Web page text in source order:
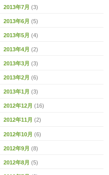
2013年7月 (3)
2013年6月 (5)
2013年5月 (4)
2013年4月 (2)
2013年3月 (3)
2013年2月 (6)
2013年1月 (3)
2012年12月 (16)
2012年11月 (2)
2012年10月 (6)
2012年9月 (8)
2012年8月 (5)